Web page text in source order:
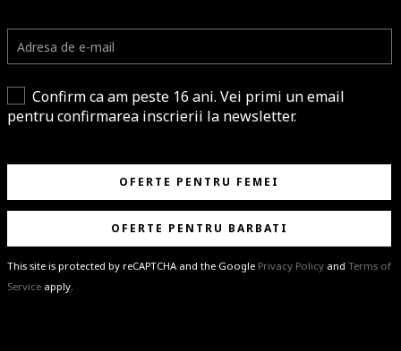
Confirm ca am peste 16 ani. Vei primi un email
pentru confirmarea inscrierii la newsletter.
OFERTE PENTRU FEMEI
OFERTE PENTRU BARBATI
This site is protected by reCAPTCHA and the Google Privacy Policy and Terms of
Service apply.